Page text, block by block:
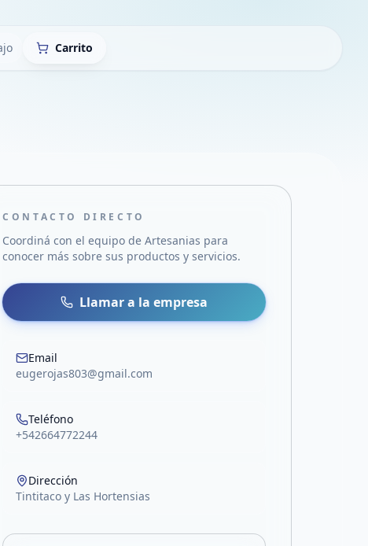
Carrito
WhatsApp
mail
Facebook
CONTACTO DIRECTO
Coordiná con el equipo deArtesanias para
conocer más sobre sus productos y servicios.
Llamar a la empresa
Email
eugerojas803@gmail.com
Teléfono
+542664772244
Dirección
Tintitaco y Las Hortensias